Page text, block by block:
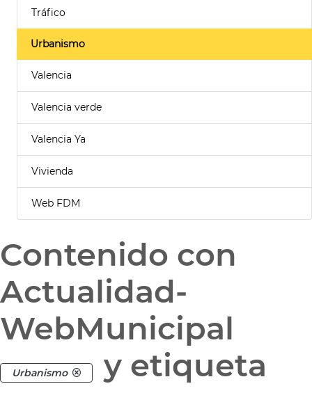
Tráfico
Urbanismo
Valencia
Valencia verde
Valencia Ya
Vivienda
Web FDM
Contenido con
Actualidad-
WebMunicipal
Urbanismo y etiqueta